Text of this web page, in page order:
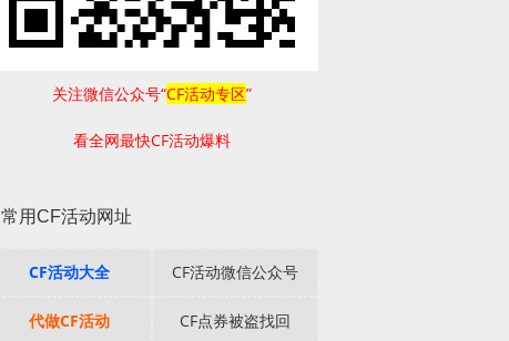
关注微信公众号“CF活动专区”
看全网最快CF活动爆料
常用CF活动网址
CF活动大全 CF活动微信公众号
代做CF活动 CF点券被盗找回